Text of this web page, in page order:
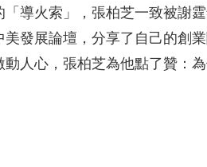
導火索」，張柏芝一致被謝
發展論壇，分享了自己的創
人心，張柏芝為他點了贊：